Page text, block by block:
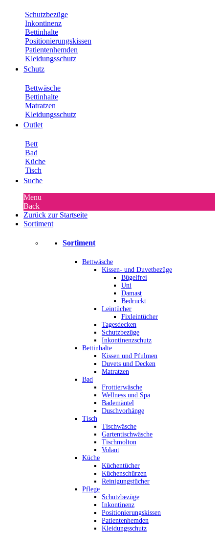
Schutzbezüge
Inkontinenz
Bettinhalte
Positionierungskissen
Patientenhemden
Kleidungsschutz
Schutz
Bettwäsche
Bettinhalte
Matratzen
Kleidungsschutz
Outlet
Bett
Bad
Küche
Tisch
Suche
Menu
Back
Zurück zur Startseite
Sortiment
Sortiment
Bettwäsche
Kissen- und Duvetbezüge
Bügelfrei
Uni
Damast
Bedruckt
Leintücher
Fixleintücher
Tagesdecken
Schutzbezüge
Inkontinenzschutz
Bettinhalte
Kissen und Pfulmen
Duvets und Decken
Matratzen
Bad
Frottierwäsche
Wellness und Spa
Bademäntel
Duschvorhänge
Tisch
Tischwäsche
Gartentischwäsche
Tischmolton
Volant
Küche
Küchentücher
Küchenschürzen
Reinigungstücher
Pflege
Schutzbezüge
Inkontinenz
Positionierungskissen
Patientenhemden
Kleidungsschutz